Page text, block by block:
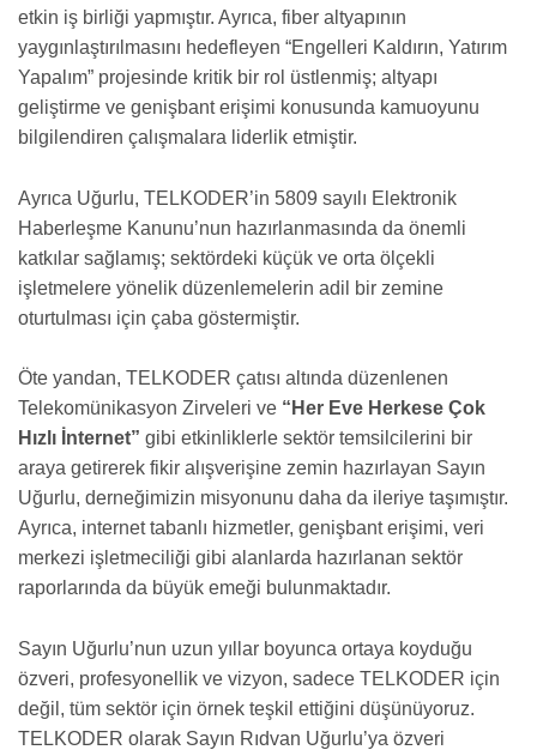
etkin iş birliği yapmıştır. Ayrıca, fiber altyapının
yaygınlaştırılmasını hedefleyen “Engelleri Kaldırın, Yatırım
Yapalım” projesinde kritik bir rol üstlenmiş; altyapı
geliştirme ve genişbant erişimi konusunda kamuoyunu
bilgilendiren çalışmalara liderlik etmiştir.
Ayrıca Uğurlu, TELKODER’in 5809 sayılı Elektronik
Haberleşme Kanunu’nun hazırlanmasında da önemli
katkılar sağlamış; sektördeki küçük ve orta ölçekli
işletmelere yönelik düzenlemelerin adil bir zemine
oturtulması için çaba göstermiştir.
Öte yandan, TELKODER çatısı altında düzenlenen
Telekomünikasyon Zirveleri ve “Her Eve Herkese Çok
Hızlı İnternet” gibi etkinliklerle sektör temsilcilerini bir
araya getirerek fikir alışverişine zemin hazırlayan Sayın
Uğurlu, derneğimizin misyonunu daha da ileriye taşımıştır.
Ayrıca, internet tabanlı hizmetler, genişbant erişimi, veri
merkezi işletmeciliği gibi alanlarda hazırlanan sektör
raporlarında da büyük emeği bulunmaktadır.
Sayın Uğurlu’nun uzun yıllar boyunca ortaya koyduğu
özveri, profesyonellik ve vizyon, sadece TELKODER için
değil, tüm sektör için örnek teşkil ettiğini düşünüyoruz.
TELKODER olarak Sayın Rıdvan Uğurlu’ya özveri